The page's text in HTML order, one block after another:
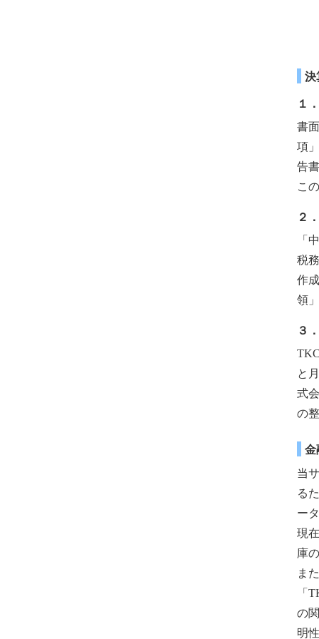
決
１
書
項
告
こ
２
「
税
作
領
３
と
式
の
金
当
る
ー
現
庫
ま
「
の
明